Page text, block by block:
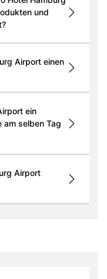
und
Airport einen
ein
am selben Tag
Airport